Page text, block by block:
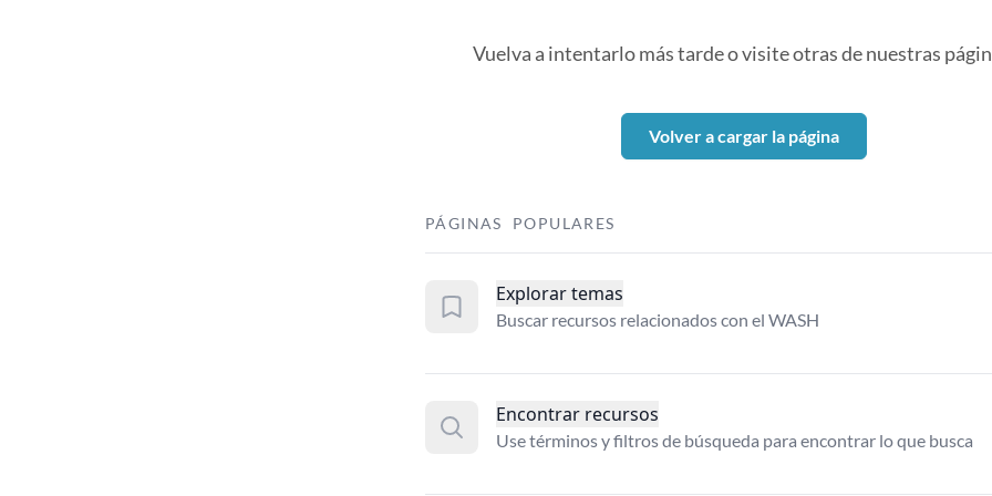
Vuelva a intentarlo más tarde o visite otras de nuestras
Volver a cargar la página
PÁGINAS POPULARES
Explorar temas
Buscar recursos relacionados con el WASH
Encontrar recursos
Use términos y filtros de búsqueda para encontrar lo que busca